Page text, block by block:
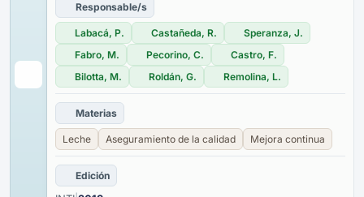
Responsable/s
Labacá, P. Castañeda, R.
Speranza, J.
Fabro, M.
Pecorino, C.
Castro, F.
Bilotta, M.
Roldán, G. Remolina, L.
Materias
Leche Aseguramiento de la calidad Mejora continua
Edición